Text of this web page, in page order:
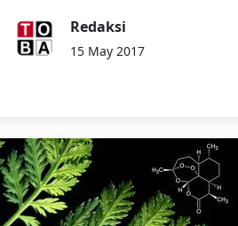
Redaksi
15 May 2017